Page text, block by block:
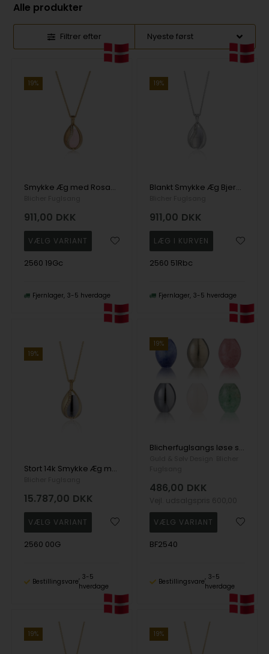
Alle produkter
Filtrer efter
19%
Smykke Æg med Rosakvarts, fra Blicher Fuglsang
911,00 DKK
2560 19Gc
Fjernlager 3-5 hverdage
19%
Blankt Smykke Æg Bjergkrystal, fra Blicher Fuglsang
911,00 DKK
2560 51Rbc
Fjernlager 3-5 hverdage
19%
Stort 14k Smykke Æg med 1,25 ct. brillianter - Blicher Fuglsang
15.787,00 DKK
2560 00G
Bestillingsvare
3-5
hverdage
19%
Blicherfuglsangs løse store æg til vedhæng
486,00 DKK
BF2540
Bestillingsvare
3-5
hverdage
19% 19%